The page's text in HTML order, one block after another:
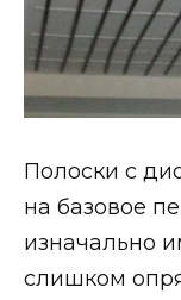
Полоски с
на базовое
изначально
слишком